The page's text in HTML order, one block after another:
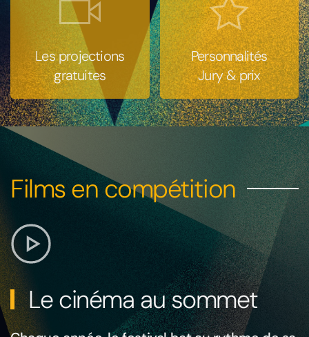
Les projections
gratuites
Personnalités
Jury & prix
Films en compétition
Le cinéma au sommet